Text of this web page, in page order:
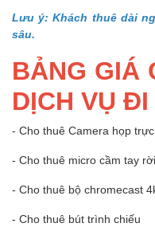
Lưu ý: Khách thuê dài
sâu.
BẢNG GIÁ
DỊCH VỤ
- Cho thuê Camera họp
- Cho thuê micro cầm tay rời
- Cho thuê bộ chromecast
- Cho thuê bút trình chiếu